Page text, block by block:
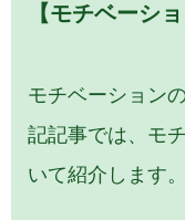
【モチベーシ
モチベーション
記記事では、モ
いて紹介します。